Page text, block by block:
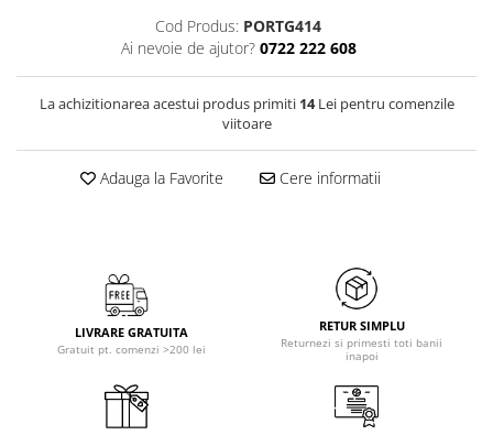
Cod Produs: PORTG414
Ai nevoie de ajutor? 0722 222 608
La achizitionarea acestui produs primiti 14Lei pentru comenzile
viitoare
Adauga la Favorite Cere informatii
LIVRARE GRATUITA
Gratuit pt. comenzi >200 lei
RETUR SIMPLU
Returnezi si primesti toti banii
inapoi